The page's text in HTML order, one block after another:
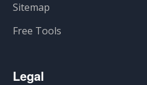
Sitemap
Free Tools
Legal